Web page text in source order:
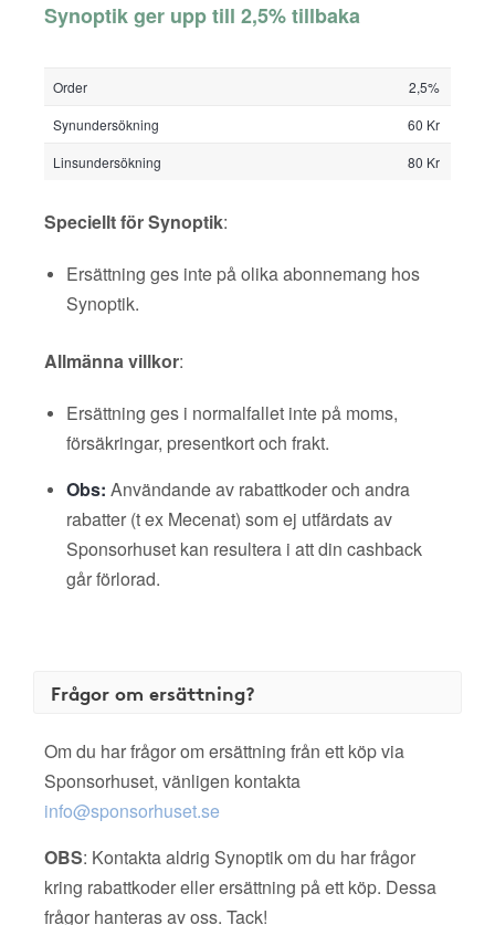
Synoptik ger upp till 2,5% tillbaka
Order
2,5%
Synundersökning
60 Kr
Linsundersökning
80 Kr
Speciellt för Synoptik:
Ersättning ges inte på olika abonnemang hos
Synoptik.
Allmänna villkor:
Ersättning ges i normalfallet inte på moms,
försäkringar, presentkort och frakt.
Obs: Användande av rabattkoder och andra
rabatter (t ex Mecenat) som ej utfärdats av
Sponsorhuset kan resultera i att din cashback
går förlorad.
Frågor om ersättning?
Om du har frågor om ersättning från ett köp via
Sponsorhuset, vänligen kontakta
info@sponsorhuset.se
OBS: Kontakta aldrig Synoptik om du har frågor
kring rabattkoder eller ersättning på ett köp. Dessa
frågor hanteras av oss. Tack!